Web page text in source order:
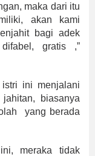
maka dari itu
akan kami
bagi adek
gratis ,”
istri ini menjalani
biasanya
yang berada
meraka tidak